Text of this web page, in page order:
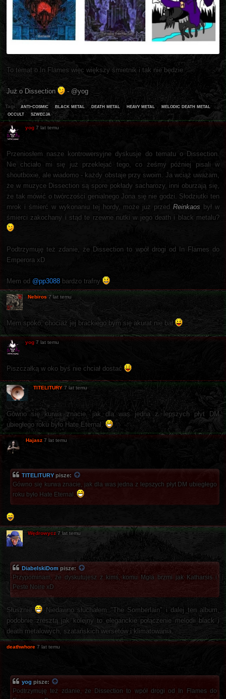
To temat o In Flames więc większy śmietnik i tak nie będzie.
Już o Dissection - @yog
Tagi: anti-cosmic black metal death metal heavy metal
melodic death metal
occult
szwecja
yog 7 lat temu
Przeniosłem nasze kontrowersyjne dyskusje do tematu o Dissection.
Nie chciało mi się już przeklejać tego, co żeśmy później pisali w
shoutboxie, ale wiadomo - każdy obstaje przy swoim. Ja wciąż uważam,
że w muzyce Dissection są spore pokłady sacharozy, inni oburzają się,
że tak mówić o twórczości genialnego Jona się nie godzi. Słodziutki ten
mrok i śmierć w wykonaniu tej hordy, może już przedReinkaos był w
śmierci zakochany i stąd te rzewne nutki w jego death i black metalu?
Podtrzymuję też zdanie, że Dissection to wpół drogi od In Flames do
Emperora xD
Mem od @pp3088 bardzo trafny
Nebiros 7 lat temu
Mem spoko, chociaż jej brackiego bym się akurat nie bał
yog 7 lat temu
Piszczałką w oko byś nie chciał dostać
TITELITURY 7 lat temu
Gówno się kurwa znacie, jak dla was jedna z lepszych płyt DM
ubiegłego roku było Hate Eternal.
Hajasz 7 lat temu
TITELITURY pisze:
Gówno się kurwa znacie, jak dla was jedna z lepszych płyt DM ubiegłego
roku było Hate Eternal.
Wędrowycz 7 lat temu
DiabelskiDompisze:
Przypominam, że dyskutujesz z kimś, komu Mgła brzmi jak Katharsis i
Peste Noire xD
Słusznie
Niedawno słuchałem "The Somberlain" i dalej ten album,
podobnie zresztą jak kolejny to eleganckie połączenie melodii black i
death metalowych, szatańskich wersetów i klimatowania.
deathwhore 7 lat temu
yog pisze:
Podtrzymuję też zdanie, że Dissection to wpół drogi od In Flames do